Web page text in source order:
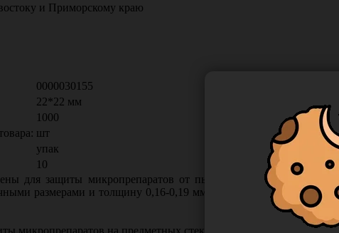
и Приморскому краю
0000030155
22*22 мм
1000
шт
упак
10
для защиты микропрепаратов от пыли и механических
размерами и толщину 0,16-0,19 мм. Покровные стекла
микропрепаратов на предметных стеклах. Изготовлено из